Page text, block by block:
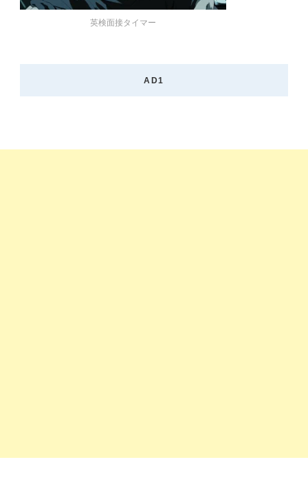
英検面接タイマー
AD1